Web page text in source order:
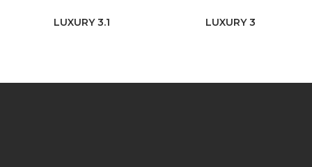
LUXURY 3.1 LUXURY 3